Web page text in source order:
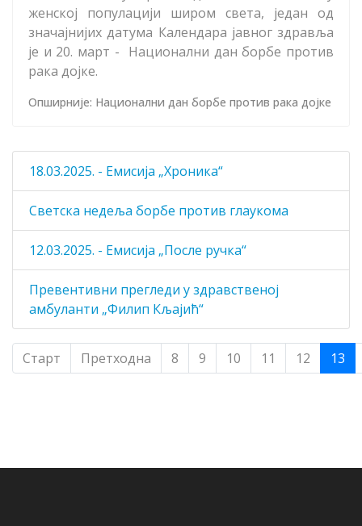
женској популацији широм света, један од
значајнијих датума Календара јавног здравља
је и 20. март - Национални дан борбе против
рака дојке.
Опширније: Национални дан борбе против рака дојке
18.03.2025. - Емисија „Хроника“
Светска недеља борбе против глаукома
12.03.2025. - Емисија „После ручка“
Превентивни прегледи у здравственој
амбуланти „Филип Кљајић“
Старт Претходна 8 9 10 11 12 13